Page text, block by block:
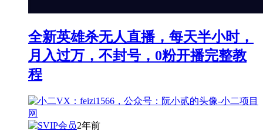
全新英雄杀无人直播，每天半小时，
月入过万，不封号，0粉开播完整教
程
2年前